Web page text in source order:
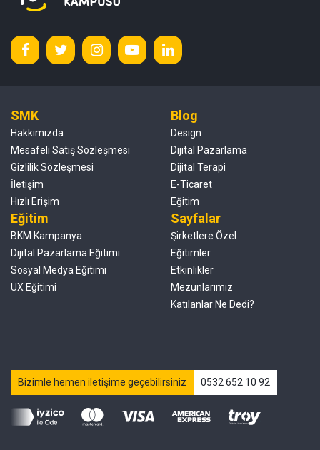
SMK
Hakkımızda
Mesafeli Satış Sözleşmesi
Gizlilik Sözleşmesi
İletişim
Hızlı Erişim
Blog
Design
Dijital Pazarlama
Dijital Terapi
E-Ticaret
Eğitim
Eğitim
BKM Kampanya
Dijital Pazarlama Eğitimi
Sosyal Medya Eğitimi
UX Eğitimi
Sayfalar
Şirketlere Özel
Eğitimler
Etkinlikler
Mezunlarımız
Katılanlar Ne Dedi?
Bizimle hemen iletişime geçebilirsiniz 0532 652 10 92